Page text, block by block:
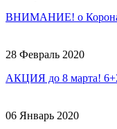
ВНИМАНИЕ! о
28 Февраль 2020
АКЦИЯ до 8 марта!
06 Январь 2020